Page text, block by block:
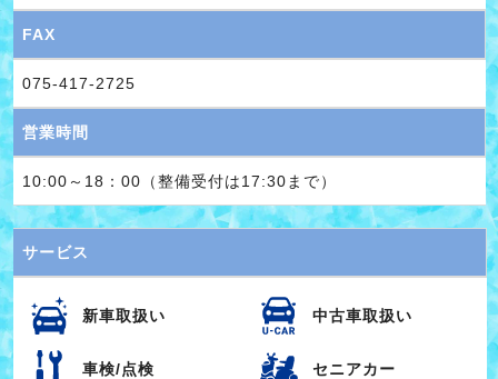
FAX
075-417-2725
営業時間
10:00～18：00（整備受付は17:30まで）
サービス
新車取扱い 中古車取扱い
車検/点検 セニアカー